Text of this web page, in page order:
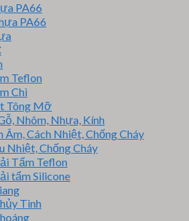
PA66
PA66
Teflon
Chì
Tông Mỡ
Nhôm, Nhựa, Kính
Âm, Cách Nhiệt, Chống Cháy
Nhiệt, Chống Cháy
Tẩm Teflon
tẩm Silicone
Tinh